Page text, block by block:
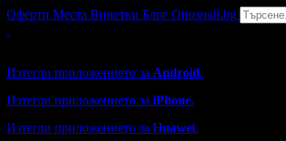
Оферти Места Винетки Блог Опознай.bg
Изтегли приложението за Android.
Изтегли приложението за iPhone.
Изтегли приложението за Huawei.